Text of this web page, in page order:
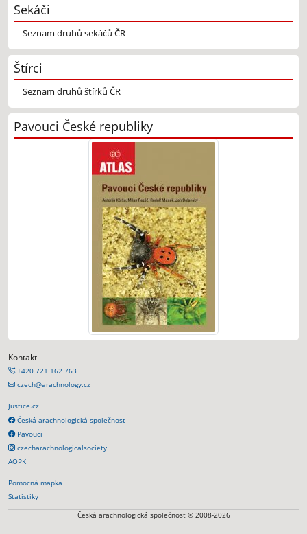
Sekáči
Seznam druhů sekáčů ČR
Štírci
Seznam druhů štírků ČR
Pavouci České republiky
Kontakt
+420 721 162 763
czech@arachnology.cz
Justice.cz
Česká arachnologická společnost
Pavouci
czecharachnologicalsociety
AOPK
Pomocná mapka
Statistiky
Česká arachnologická společnost © 2008-2026